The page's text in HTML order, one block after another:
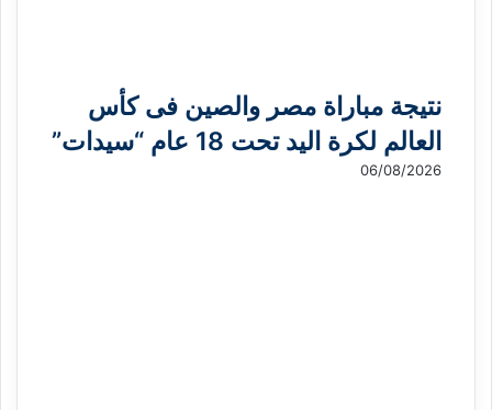
نتيجة مباراة مصر والصين فى كأس
العالم لكرة اليد تحت 18 عام “سيدات”
06/08/2026